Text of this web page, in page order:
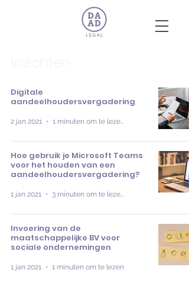
Digitale
aandeelhoudersvergadering
2 jan 2021 1 minuten om te lezen
Hoe gebruik je Microsoft Teams
voor het houden van een
aandeelhoudersvergadering?
1 jan 2021 3 minuten om te lezen
Invoering van de
maatschappelijke BV voor
sociale ondernemingen
1 jan 2021 1 minuten om te lezen